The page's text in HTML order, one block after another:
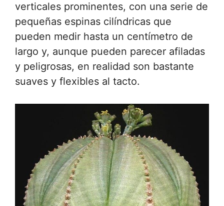
verticales prominentes, con una serie de
pequeñas espinas cilíndricas que
pueden medir hasta un centímetro de
largo y, aunque pueden parecer afiladas
y peligrosas, en realidad son bastante
suaves y flexibles al tacto.